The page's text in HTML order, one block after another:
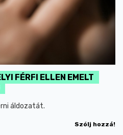
FÉRFI ELLEN EMELT
áldozatát.
Szólj hozzá!